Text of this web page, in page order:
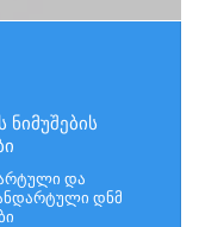
ᲜᲘᲛᲣᲨᲔᲑᲘᲡ
და
დნმ